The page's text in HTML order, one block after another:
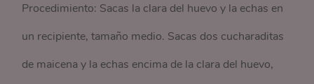
Procedimiento: Sacas la clara del huevo y la echas en
un recipiente, tamaño medio. Sacas dos cucharaditas
de maicena y la echas encima de la clara del huevo,